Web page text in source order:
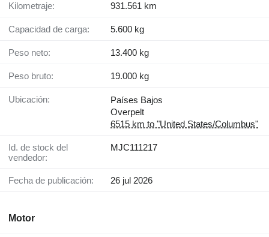
Kilometraje: 931.561 km
Capacidad de carga: 5.600 kg
Peso neto: 13.400 kg
Peso bruto: 19.000 kg
Ubicación:
Países Bajos
Overpelt
6515 km to "United States/Columbus"
Id. de stock del
vendedor:
MJC111217
Fecha de publicación: 26 jul 2026
Motor